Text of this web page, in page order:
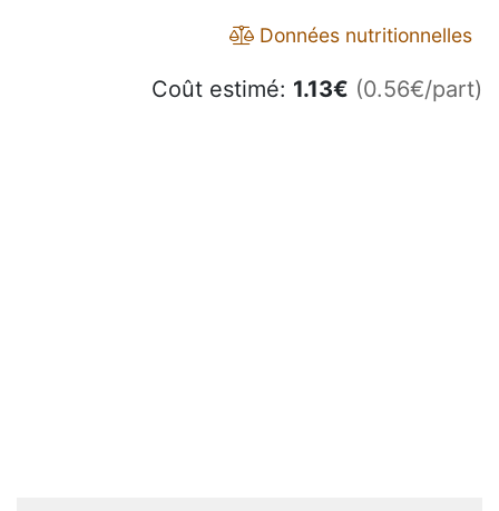
Données nutritionnelles
Coût estimé: 1.13€ (0.56€/part)